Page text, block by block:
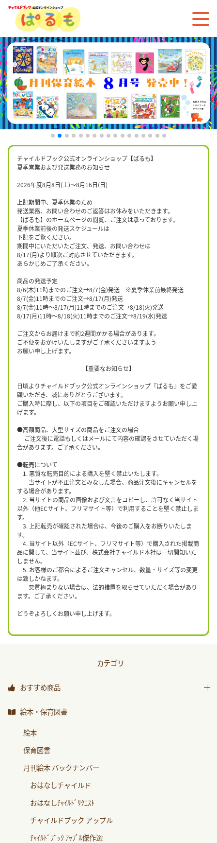
チャイルドブック公式オンラインショップ【ぱるも】
夏季営業および発送業務のお知らせ
2026年度8月8日(土)〜8月16日(日)
上記期間中、夏季休業のため
発送業務、お問い合わせのご返答はお休みをいただきます。
【ぱるも】のホームページの閲覧、ご注文は承っております。
夏季休業前後の発送スケジュールは
下記をご覧ください。
期間中にいただいたご注文、発送、お問い合わせは
8/17(月)より順次ご対応させていただきます。
あらかじめご了承ください。
商品の発送予定
8/6(木)11時までのご注文→8/7(金)発送 ※夏季休業前最終発送
8/7(金)11時までのご注文→8/17(月)発送
8/7(金)11時〜8/17(月)11時までのご注文→8/18(火)発送
8/17(月)11時〜8/18(火)11時までのご注文→8/19(水)発送
ご注文からお届けまで約2週間かかる場合があります。
ご不便をおかけいたしますがご了承くださいますよう
お願い申し上げます。
【重要なお知らせ】
日頃よりチャイルドブック公式オンラインショップ『ぱるも』をご愛
顧いただき、誠にありがとうございます。
ご購入時に際し、以下の項目をご確認いただけますようお願い申し上
げます。
●高額商品、大型サイズの商品をご注文の場合
ご注文後に電話もしくはメールにて内容の確認をさせていただく場
合があります。ご了承ください。
●転売について
1. 悪質な転売目的による購入を堅く禁止いたします。
当サイトが不正注文とみなした場合、商品注文後にキャンセルを
する場合があります。
2. 当サイトの商品の画像および文言をコピーし、許可なく当サイト
以外（他ECサイト、フリマサイト等）で利用することを堅く禁止しま
す。
3. 上記転売が確認された場合は、今後のご購入をお断りいたしま
す。
4. 当サイト以外（ECサイト、フリマサイト等）で購入された掲載商
品に関して、当サイト並び、株式会社チャイルド本社は一切関知いた
しません。
5. お客様のご都合によるご注文キャンセル、数量・サイズ等の変更
は致しかねます。
悪質極まりない場合は、法的措置を取らせていただく場合があり
ます。ご了承ください。
どうぞよろしくお願い申し上げます。
カテゴリ
おすすめ商品
おすすめ商品
絵本・保育図書
絵本
保育図書
月刊絵本 バックナンバー
おはなしチャイルド
おはなしﾁｬｲﾙﾄﾞﾘｸｴｽﾄ
チャイルドブック アップル
ﾁｬｲﾙﾄﾞﾌﾞｯｸ ｱｯﾌﾟﾙ傑作選